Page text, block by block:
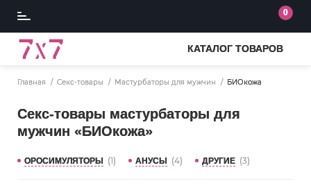
0
КАТАЛОГ ТОВАРОВ
Главная Секс-товары Мастурбаторы для мужчин БИОкожа
Секс-товары мастурбаторы для
мужчин «БИОкожа»
ОРОСИМУЛЯТОРЫ (1) АНУСЫ (4) ДРУГИЕ (3)